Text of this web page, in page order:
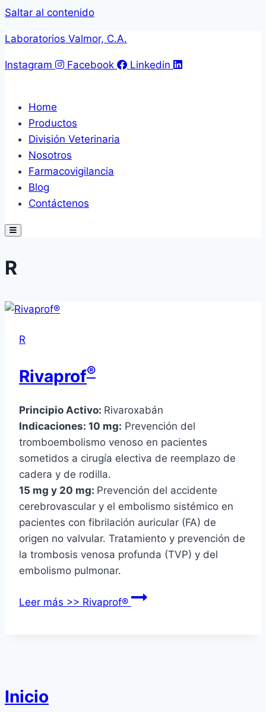
Saltar al contenido
Laboratorios Valmor, C.A.
Instagram Facebook Linkedin
Home
Productos
División Veterinaria
Nosotros
Farmacovigilancia
Blog
Contáctenos
Hamburger Toggle Menu
R
R
Rivaprof®
Principio Activo: Rivaroxabán
Indicaciones: 10 mg: Prevención del
tromboembolismo venoso en pacientes
sometidos a cirugía electiva de reemplazo de
cadera y de rodilla.
15 mg y 20 mg: Prevención del accidente
cerebrovascular y el embolismo sistémico en
pacientes con fibrilación auricular (FA) de
origen no valvular. Tratamiento y prevención de
la trombosis venosa profunda (TVP) y del
embolismo pulmonar.
Leer más >> Rivaprof®
Inicio